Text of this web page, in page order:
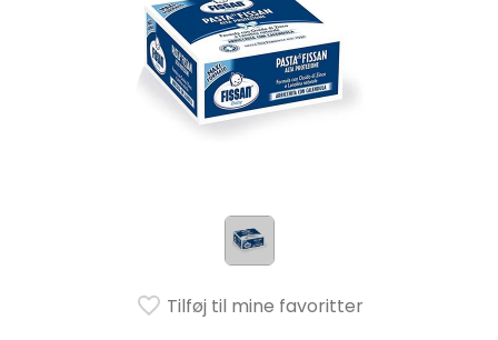
Tilføj til mine favoritter